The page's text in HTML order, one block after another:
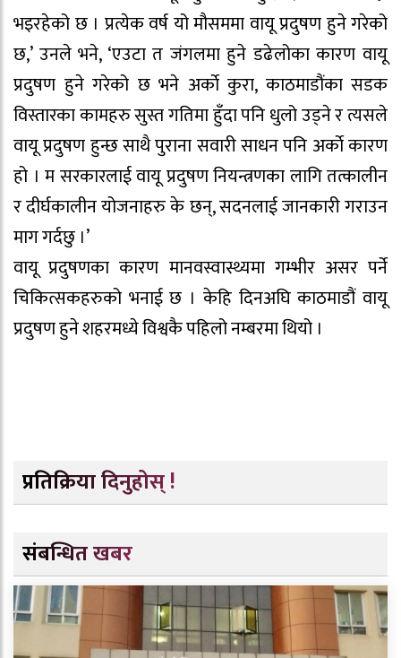
भइरहेको छ । प्रत्येक वर्ष यो मौसममा वायू प्रदुषण हुने गरेको
छ,’ उनले भने, ‘एउटा त जंगलमा हुने डढेलोका कारण वायू
प्रदुषण हुने गरेको छ भने अर्काे कुरा, काठमाडौंका सडक
विस्तारका कामहरु सुस्त गतिमा हुँदा पनि धुलो उड्ने र त्यसले
वायू प्रदुषण हुन्छ साथै पुराना सवारी साधन पनि अर्काे कारण
हो । म सरकारलाई वायू प्रदुषण नियन्त्रणका लागि तत्कालीन
र दीर्घकालीन योजनाहरु के छन्, सदनलाई जानकारी गराउन
माग गर्दछु ।’
वायू प्रदुषणका कारण मानवस्वास्थ्यमा गम्भीर असर पर्ने
चिकित्सकहरुको भनाई छ । केहि दिनअघि काठमाडौं वायू
प्रदुषण हुने शहरमध्ये विश्वकै पहिलो नम्बरमा थियो ।
प्रतिक्रिया दिनुहोस् !
संबन्धित खबर